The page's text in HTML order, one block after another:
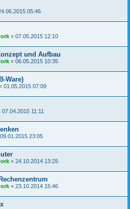
05:46
« 07.05.2015 12:10
und Aufbau
« 06.05.2015 10:35
Ware)
01.05.2015 07:09
07.04.2015 11:11
09.01.2015 23:05
« 24.10.2014 13:25
« 23.10.2014 15:46